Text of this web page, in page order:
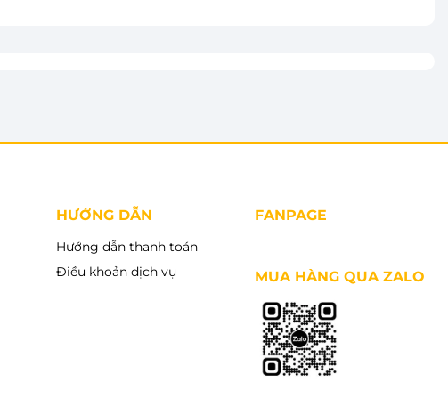
HƯỚNG DẪN
Hướng dẫn thanh toán
Điều khoản dịch vụ
FANPAGE
MUA HÀNG QUA ZALO